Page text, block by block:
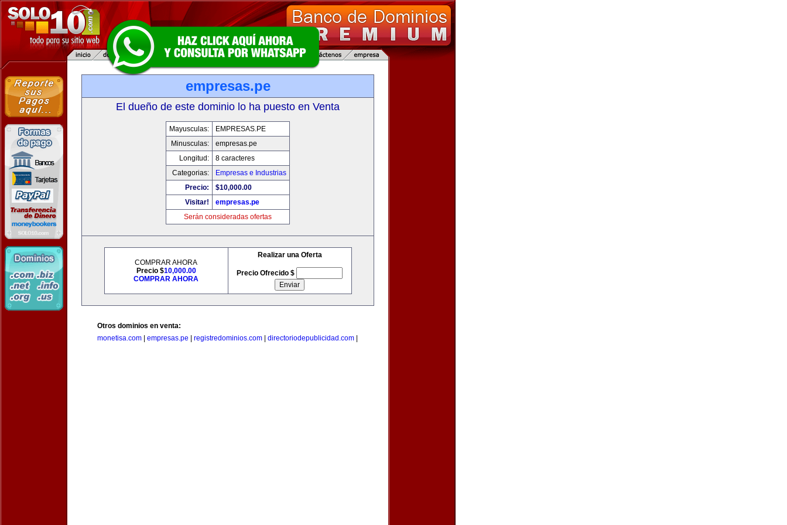
empresas.pe
El dueño de este dominio lo ha puesto en Venta
Mayusculas:
EMPRESAS.PE
Minusculas:
empresas.pe
Longitud:
8 caracteres
Categorias:
Empresas e Industrias
Precio:
$10,000.00
Visitar!
empresas.pe
Serán consideradas ofertas
COMPRAR AHORA
Precio $10,000.00
COMPRAR AHORA
Realizar una Oferta
Precio Ofrecido $
Otros dominios en venta:
monetisa.com
empresas.pe registredominios.com directoriodepublicidad.com